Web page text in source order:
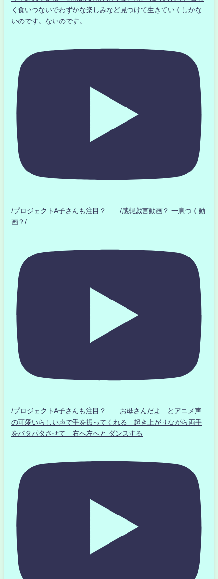
く食いつないでわずかな楽しみなど見つけて生きていくしかな
いのです。ないのです。
/プロジェクトA子さんも注目？ /感想戯言動画？.一息つく動
画？/
/プロジェクトA子さんも注目？ お母さんだよ とアニメ声
の可愛いらしい声で手を振ってくれる 起き上がりながら両手
をパタパタさせて 右へ左へと ダンスする